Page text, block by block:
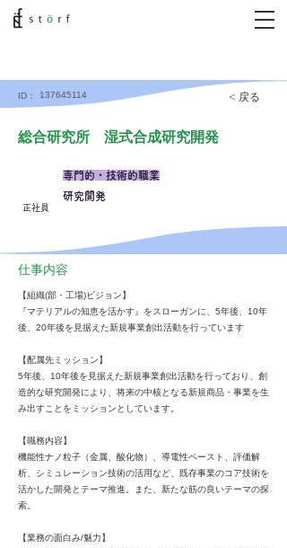
ID： 137645114 < 戻る
総合研究所 湿式合成研究開発
正社員
専門的・技術的職業
研究開発
仕事内容
【組織(部・工場)ビジョン】
『マテリアルの知恵を活かす』をスローガンに、5年後、10年
後、20年後を見据えた新規事業創出活動を行っています
【配属先ミッション】
5年後、10年後を見据えた新規事業創出活動を行っており、創
造的な研究開発により、将来の中核となる新規商品・事業を生
み出すことをミッションとしています。
【職務内容】
機能性ナノ粒子（金属、酸化物）、導電性ペースト、評価解
析、シミュレーション技術の活用など、既存事業のコア技術を
活かした開発とテーマ推進。また、新たな筋の良いテーマの探
索。
【業務の面白み/魅力】